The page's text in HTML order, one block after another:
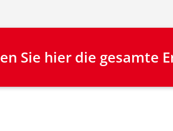
Sie hier die gesamte